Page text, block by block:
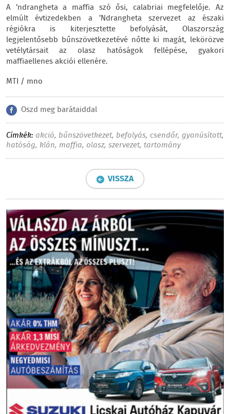
A ’ndrangheta a maffia szó ősi, calabriai megfelelője. Az
elmúlt évtizedekben a ’Ndrangheta szervezet az északi
régiókra is kiterjesztette befolyását, Olaszország
legjelentősebb bűnszövetkezetévé nőtte ki magát, lekörözve
vetélytársait az olasz hatóságok fellépése, gyakori
maffiaellenes akciói ellenére.
MTI / mno
Oszd meg barátaiddal
Címkék: akció, bűnszövetkezet, befolyás, csendőr, gyanúsított,
hatóság, klán, maffia, olasz, szervezet, tartomány
VISSZA